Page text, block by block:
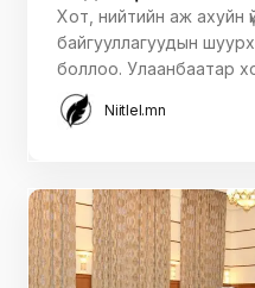
Хот, нийтийн аж ахуйн
байгууллагуудын
боллоо. Улаанбаатар
Niitlel.mn